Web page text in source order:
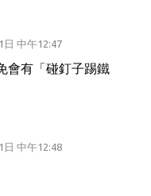
日 中午12:47
會有「碰釘子踢鐵
日 中午12:48